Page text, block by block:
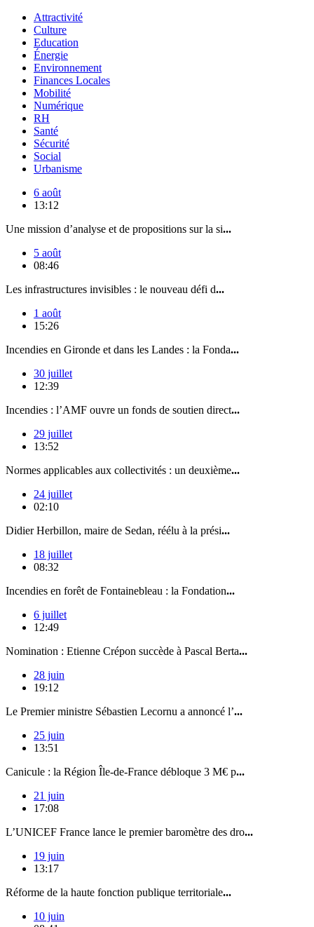
Attractivité
Culture
Education
Énergie
Environnement
Finances Locales
Mobilité
Numérique
RH
Santé
Sécurité
Social
Urbanisme
6 août
13:12
Une mission d’analyse et de propositions sur la si...
5 août
08:46
Les infrastructures invisibles : le nouveau défi d...
1 août
15:26
Incendies en Gironde et dans les Landes : la Fonda...
30 juillet
12:39
Incendies : l’AMF ouvre un fonds de soutien direct...
29 juillet
13:52
Normes applicables aux collectivités : un deuxième...
24 juillet
02:10
Didier Herbillon, maire de Sedan, réélu à la prési...
18 juillet
08:32
Incendies en forêt de Fontainebleau : la Fondation...
6 juillet
12:49
Nomination : Etienne Crépon succède à Pascal Berta...
28 juin
19:12
Le Premier ministre Sébastien Lecornu a annoncé l’...
25 juin
13:51
Canicule : la Région Île-de-France débloque 3 M€ p...
21 juin
17:08
L’UNICEF France lance le premier baromètre des dro...
19 juin
13:17
Réforme de la haute fonction publique territoriale...
10 juin